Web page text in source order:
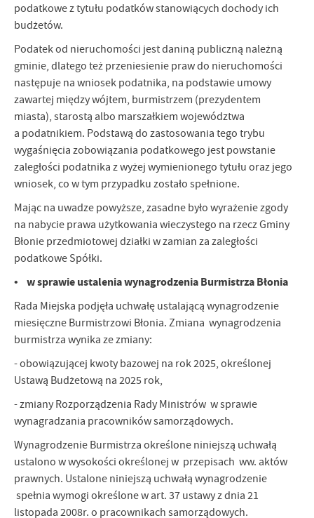
podatkowe z tytułu podatków stanowiących dochody ich
budżetów.
Podatek od nieruchomości jest daniną publiczną należną
gminie, dlatego też przeniesienie praw do nieruchomości
następuje na wniosek podatnika, na podstawie umowy
zawartej między wójtem, burmistrzem (prezydentem
miasta), starostą albo marszałkiem województwa
a podatnikiem. Podstawą do zastosowania tego trybu
wygaśnięcia zobowiązania podatkowego jest powstanie
zaległości podatnika z wyżej wymienionego tytułu oraz jego
wniosek, co w tym przypadku zostało spełnione.
Mając na uwadze powyższe, zasadne było wyrażenie zgody
na nabycie prawa użytkowania wieczystego na rzecz Gminy
Błonie przedmiotowej działki w zamian za zaległości
podatkowe Spółki.
• w sprawie ustalenia wynagrodzenia Burmistrza Błonia
Rada Miejska podjęła uchwałę ustalającą wynagrodzenie
miesięczne Burmistrzowi Błonia. Zmiana wynagrodzenia
burmistrza wynika ze zmiany:
- obowiązującej kwoty bazowej na rok 2025, określonej
Ustawą Budżetową na 2025 rok,
- zmiany Rozporządzenia Rady Ministrów w sprawie
wynagradzania pracowników samorządowych.
Wynagrodzenie Burmistrza określone niniejszą uchwałą
ustalono w wysokości określonej w przepisach ww. aktów
prawnych. Ustalone niniejszą uchwałą wynagrodzenie
spełnia wymogi określone w art. 37 ustawy z dnia 21
listopada 2008r. o pracownikach samorządowych.